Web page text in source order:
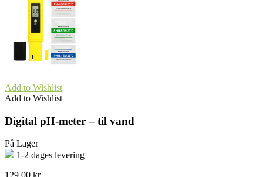
Add to Wishlist
Add to Wishlist
Digital pH-meter – til vand
På Lager
1-2 dages levering